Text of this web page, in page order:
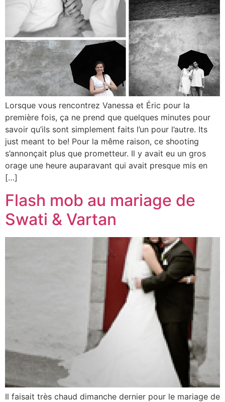
Lorsque vous rencontrez Vanessa et Éric pour la
première fois, ça ne prend que quelques minutes pour
savoir qu’ils sont simplement faits l’un pour l’autre. Its
just meant to be! Pour la même raison, ce shooting
s’annonçait plus que prometteur. Il y avait eu un gros
orage une heure auparavant qui avait presque mis en
[…]
Flash mob au mariage de
Swati & Vartan
Il faisait très chaud dimanche dernier pour le mariage de